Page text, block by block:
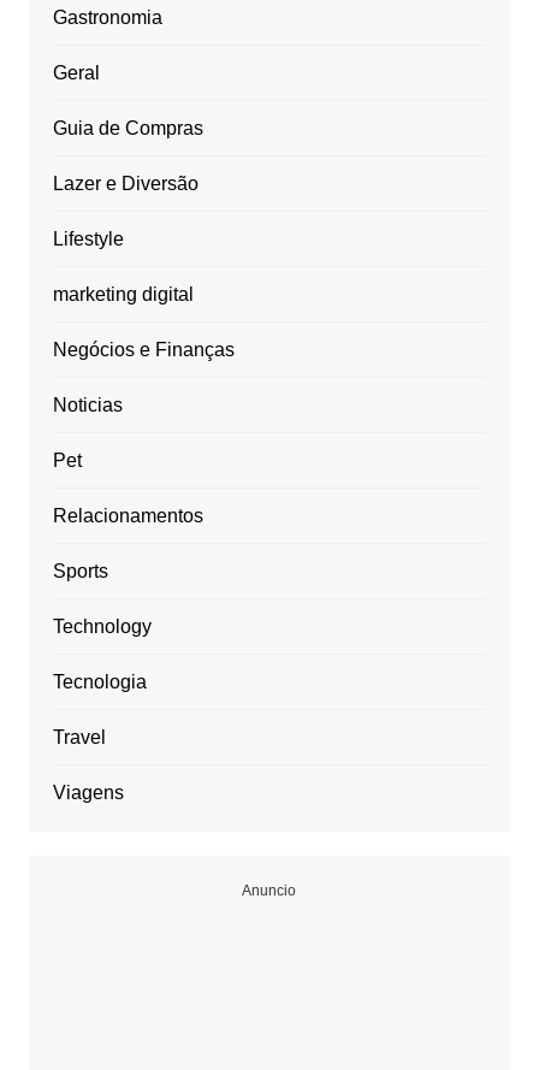
Gastronomia
Geral
Guia de Compras
Lazer e Diversão
Lifestyle
marketing digital
Negócios e Finanças
Noticias
Pet
Relacionamentos
Sports
Technology
Tecnologia
Travel
Viagens
Anuncio